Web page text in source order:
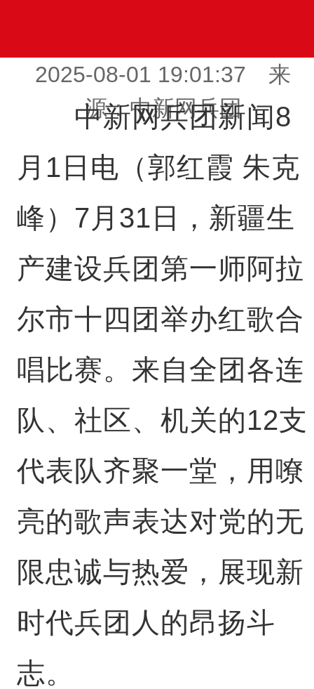
2025-08-01 19:01:37 来
源：中新网兵团
中新网兵团新闻8
月1日电（郭红霞 朱克
峰）7月31日，新疆生
产建设兵团第一师阿拉
尔市十四团举办红歌合
唱比赛。来自全团各连
队、社区、机关的12支
代表队齐聚一堂，用嘹
亮的歌声表达对党的无
限忠诚与热爱，展现新
时代兵团人的昂扬斗
志。